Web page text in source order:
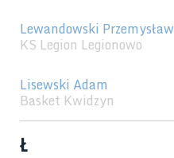
Lewandowski Przemysław
KS Legion Legionowo
Lisewski Adam
Basket Kwidzyn
Ł